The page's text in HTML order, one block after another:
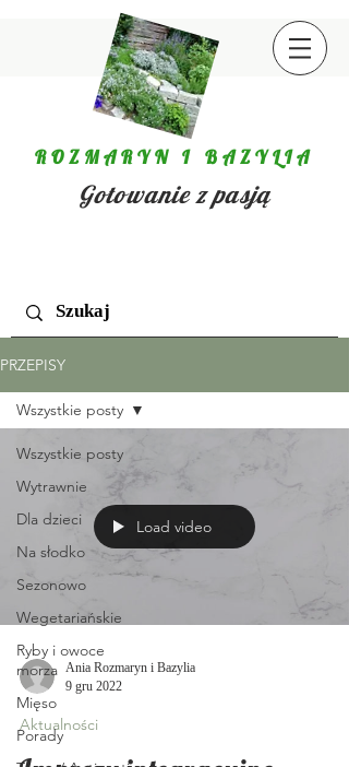
ROZMARYN I BAZYLIA
Gotowanie z pasją
PRZEPISY
Wszystkie posty
Wytrawnie
Dla dzieci
Na słodko
Sezonowo
Wegetariańskie
Ryby i owoce
morza
Mięso
Porady
Wszystkie posty
Load video
Ania Rozmaryn i Bazylia
9 gru 2022
Aktualności